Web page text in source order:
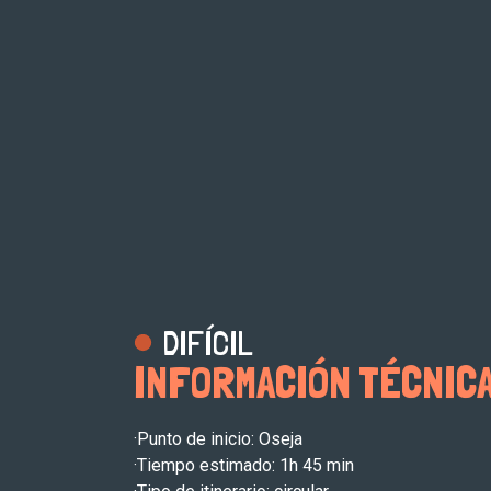
DIFÍCIL
INFORMACIÓN
·Punto de inicio: Oseja
·Tiempo estimado: 1h 45 min